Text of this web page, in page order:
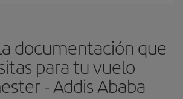
documentación que
para tu vuelo
- Addis Ababa